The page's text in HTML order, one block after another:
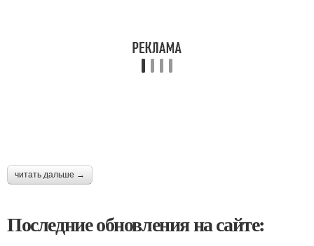
читать дальше →
Последние обновления на сайте: